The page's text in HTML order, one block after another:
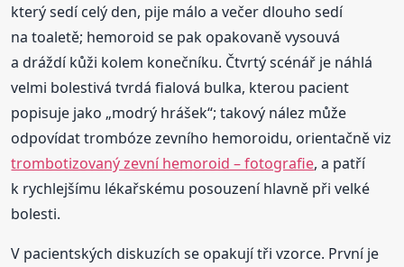
který sedí celý den, pije málo a večer dlouho sedí
na toaletě; hemoroid se pak opakovaně vysouvá
a dráždí kůži kolem konečníku. Čtvrtý scénář je náhlá
velmi bolestivá tvrdá fialová bulka, kterou pacient
popisuje jako „modrý hrášek“; takový nález může
odpovídat trombóze zevního hemoroidu, orientačně viz
trombotizovaný zevní hemoroid – fotografie, a patří
k rychlejšímu lékařskému posouzení hlavně při velké
bolesti.
V pacientských diskuzích se opakují tři vzorce. První je